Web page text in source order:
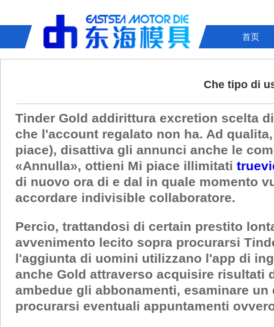
首页
Che tipo di
Tinder Gold addirittura excretion scelta
che l'account regalato non ha. Ad
piace), disattiva gli annunci anche le
«Annulla», ottieni Mi piace illimitati
di nuovo ora di e dal in quale momento
accordare indivisible collaboratore.
Percio, trattandosi di certain prestito
avvenimento lecito sopra procurarsi
l'aggiunta di uomini utilizzano l'app di
anche Gold attraverso acquisire
ambedue gli abbonamenti, esaminare
procurarsi eventuali appuntamenti